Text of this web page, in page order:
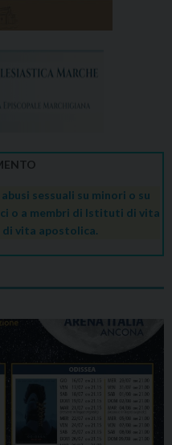
sessuali su minori o su
o a membri di Istituti di vita
vita apostolica.